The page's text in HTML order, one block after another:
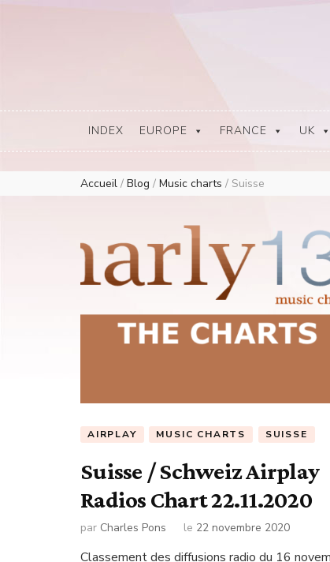
Europe Airplay Charts Radios Music Worldwide – Charly1300
European Music Charts plus USA and Australia
INDEX EUROPE FRANCE UK
Accueil / Blog / Music charts / Suisse
AIRPLAY MUSIC CHARTS SUISSE
Suisse / Schweiz Airplay
Radios Chart 22.11.2020
par Charles Pons le 22 novembre 2020
Classement des diffusions radio du 16